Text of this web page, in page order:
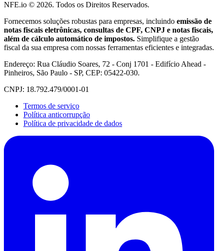
NFE.io © 2026. Todos os Direitos Reservados.
Fornecemos soluções robustas para empresas, incluindo emissão de
notas fiscais eletrônicas, consultas de CPF, CNPJ e notas fiscais,
além de cálculo automático de impostos. Simplifique a gestão
fiscal da sua empresa com nossas ferramentas eficientes e integradas.
Endereço: Rua Cláudio Soares, 72 - Conj 1701 - Edifício Ahead -
Pinheiros, São Paulo - SP, CEP: 05422-030.
CNPJ: 18.792.479/0001-01
Termos de serviço
Política anticorrupção
Política de privacidade de dados